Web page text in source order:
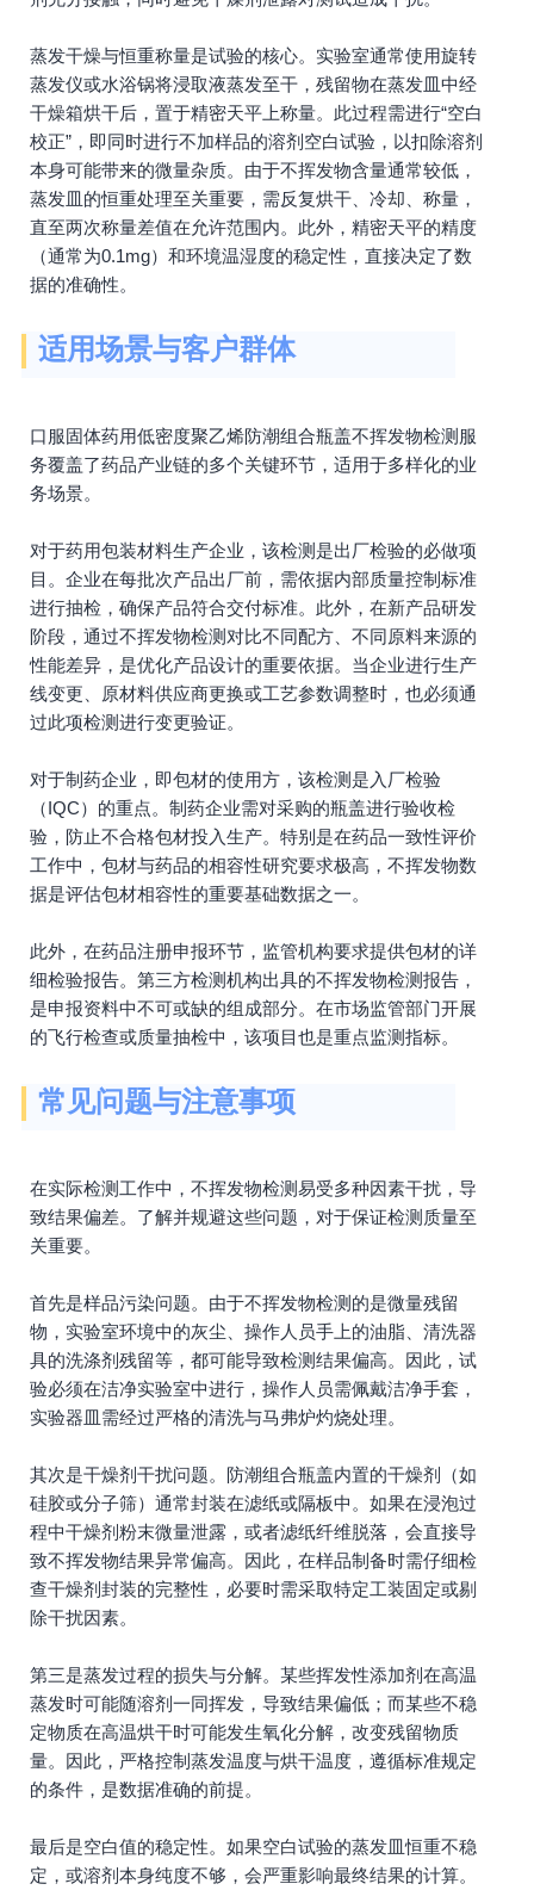
蒸发干燥与恒重称量是试验的核心。实验室通常使用旋转
蒸发仪或水浴锅将浸取液蒸发至干，残留物在蒸发皿中经
干燥箱烘干后，置于精密天平上称量。此过程需进行“空白
校正”，即同时进行不加样品的溶剂空白试验，以扣除溶剂
本身可能带来的微量杂质。由于不挥发物含量通常较低，
蒸发皿的恒重处理至关重要，需反复烘干、冷却、称量，
直至两次称量差值在允许范围内。此外，精密天平的精度
（通常为0.1mg）和环境温湿度的稳定性，直接决定了数
据的准确性。
适用场景与客户群体
口服固体药用低密度聚乙烯防潮组合瓶盖不挥发物检测服
务覆盖了药品产业链的多个关键环节，适用于多样化的业
务场景。
对于药用包装材料生产企业，该检测是出厂检验的必做项
目。企业在每批次产品出厂前，需依据内部质量控制标准
进行抽检，确保产品符合交付标准。此外，在新产品研发
阶段，通过不挥发物检测对比不同配方、不同原料来源的
性能差异，是优化产品设计的重要依据。当企业进行生产
线变更、原材料供应商更换或工艺参数调整时，也必须通
过此项检测进行变更验证。
对于制药企业，即包材的使用方，该检测是入厂检验
（IQC）的重点。制药企业需对采购的瓶盖进行验收检
验，防止不合格包材投入生产。特别是在药品一致性评价
工作中，包材与药品的相容性研究要求极高，不挥发物数
据是评估包材相容性的重要基础数据之一。
此外，在药品注册申报环节，监管机构要求提供包材的详
细检验报告。第三方检测机构出具的不挥发物检测报告，
是申报资料中不可或缺的组成部分。在市场监管部门开展
的飞行检查或质量抽检中，该项目也是重点监测指标。
常见问题与注意事项
在实际检测工作中，不挥发物检测易受多种因素干扰，导
致结果偏差。了解并规避这些问题，对于保证检测质量至
关重要。
首先是样品污染问题。由于不挥发物检测的是微量残留
物，实验室环境中的灰尘、操作人员手上的油脂、清洗器
具的洗涤剂残留等，都可能导致检测结果偏高。因此，试
验必须在洁净实验室中进行，操作人员需佩戴洁净手套，
实验器皿需经过严格的清洗与马弗炉灼烧处理。
其次是干燥剂干扰问题。防潮组合瓶盖内置的干燥剂（如
硅胶或分子筛）通常封装在滤纸或隔板中。如果在浸泡过
程中干燥剂粉末微量泄露，或者滤纸纤维脱落，会直接导
致不挥发物结果异常偏高。因此，在样品制备时需仔细检
查干燥剂封装的完整性，必要时需采取特定工装固定或剔
除干扰因素。
第三是蒸发过程的损失与分解。某些挥发性添加剂在高温
蒸发时可能随溶剂一同挥发，导致结果偏低；而某些不稳
定物质在高温烘干时可能发生氧化分解，改变残留物质
量。因此，严格控制蒸发温度与烘干温度，遵循标准规定
的条件，是数据准确的前提。
最后是空白值的稳定性。如果空白试验的蒸发皿恒重不稳
定，或溶剂本身纯度不够，会严重影响最终结果的计算。